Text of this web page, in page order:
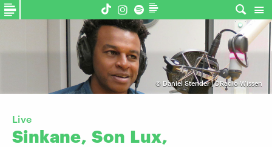
© Daniel Stender | DRadio Wissen
Live
Sinkane, Son Lux,